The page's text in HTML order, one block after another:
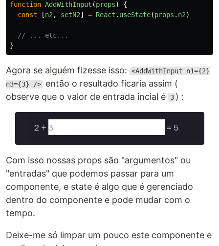
function AddWithInput (props)
{
const
[n2 , setN2] = React . useState(props . n2)
// ... etc...
}
Agora se alguém fizesse isso:
<AddWithInput n1={2}
n3={3} /> então o resultado ficaria assim (
observe que o valor de entrada incial é
3 ) :
Com isso nossas props são "argumentos" ou
"entradas" que podemos passar para um
componente, e state é algo que é gerenciado
dentro do componente e pode mudar com o
tempo.
Deixe-me só limpar um pouco este componente e